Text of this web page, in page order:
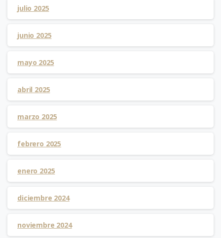
julio 2025
junio 2025
mayo 2025
abril 2025
marzo 2025
febrero 2025
enero 2025
diciembre 2024
noviembre 2024